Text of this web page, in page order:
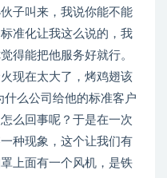
子叫来，我说你能不能
准化让我这么说的，我
得能把他服务好就行。
现在太大了，烤鸡翅该
什么公司给他的标准客户
么回事呢？于是在一次
种现象，这个让我们有
上面有一个风机，是铁